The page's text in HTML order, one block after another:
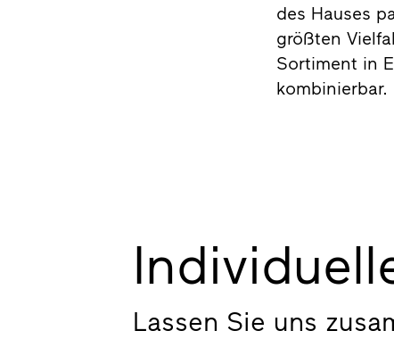
des Hauses
größten
Sortiment in
kombinierbar.
Lassen Sie uns